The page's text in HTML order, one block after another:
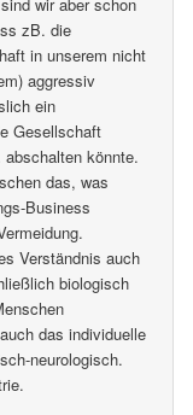
zB. die
in unserem nicht
aggressiv
ein
Gesellschaft
könnte.
das, was
Business
Verständnis auch
biologisch
das individuelle
neurologisch.